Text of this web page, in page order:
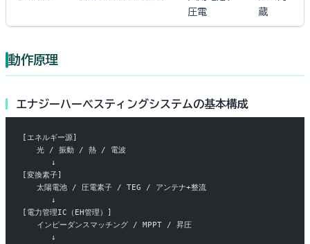
圧電
蔵
動作原理
エナジーハーベスティングシステムの基本構成
[エネルギー源]
   光 / 振動 / 熱 / 電波
      ↓
[変換素子]
   太陽電池 / 圧電素子 / TEG / アンテナ+整流
      ↓
[電力管理IC（EH管理）]
   インピーダンスマッチング / MPPT / 昇圧
      ↓